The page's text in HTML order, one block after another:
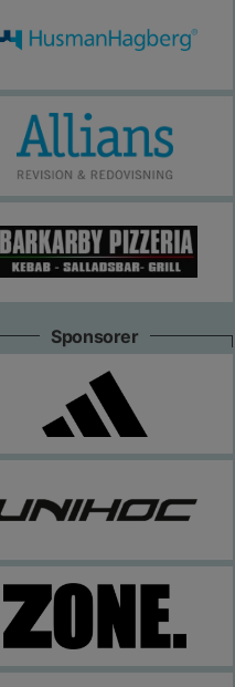
Sponsorer